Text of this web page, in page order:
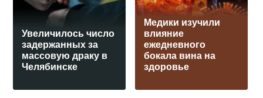
Увеличилось число
задержанных за
массовую драку в
Челябинске
Медики изучили
влияние
ежедневного
бокала вина на
здоровье